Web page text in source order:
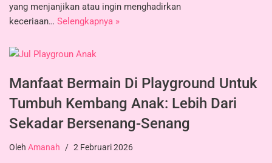
yang menjanjikan atau ingin menghadirkan
keceriaan… Selengkapnya »
Manfaat Bermain Di Playground Untuk
Tumbuh Kembang Anak: Lebih Dari
Sekadar Bersenang-Senang
Oleh Amanah 2 Februari 2026